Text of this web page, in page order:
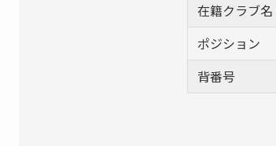
在籍クラブ名
ポジション
背番号